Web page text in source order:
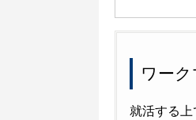
ワー
就活する上